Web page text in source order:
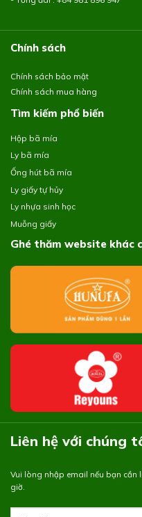
Chính sách
Chính sách bảo mật
Chính sách mua hàng
Tìm kiếm phổ biến
Hộp bã mía
Ly bã mía
Ống hút bã mía
Ly giấy tự hủy
Ly nhựa sinh học
Muỗng giấy
Ghé thăm website khác
Liên hệ với chúng
Vui lòng nhập email nếu bạn cần
giờ.